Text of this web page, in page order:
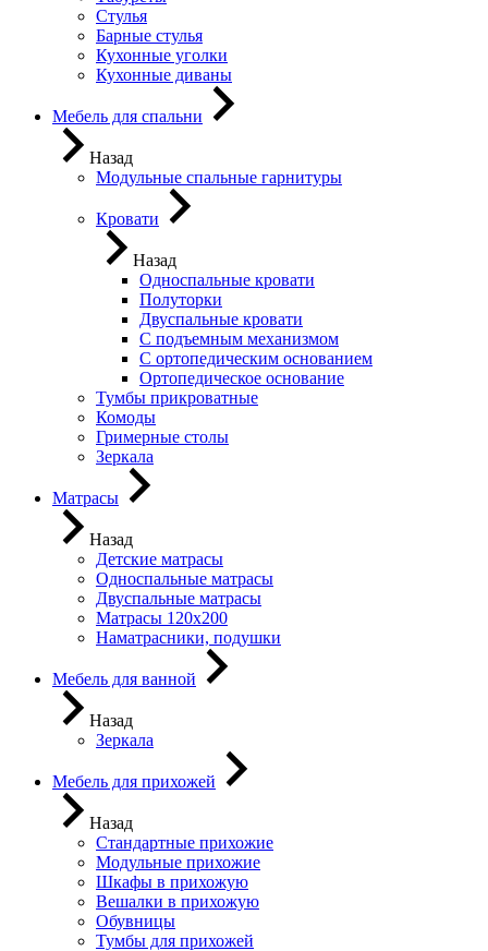
Стулья
Барные стулья
Кухонные уголки
Кухонные диваны
Мебель для спальни
Назад
Модульные спальные гарнитуры
Кровати
Назад
Односпальные кровати
Полуторки
Двуспальные кровати
С подъемным механизмом
С ортопедическим основанием
Ортопедическое основание
Тумбы прикроватные
Комоды
Гримерные столы
Зеркала
Матрасы
Назад
Детские матрасы
Односпальные матрасы
Двуспальные матрасы
Матрасы 120х200
Наматрасники, подушки
Мебель для ванной
Назад
Зеркала
Мебель для прихожей
Назад
Стандартные прихожие
Модульные прихожие
Шкафы в прихожую
Вешалки в прихожую
Обувницы
Тумбы для прихожей